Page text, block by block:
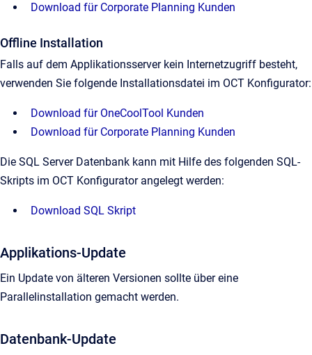
Download für Corporate Planning Kunden
Offline Installation
Falls auf dem Applikationsserver kein Internetzugriff besteht,
verwenden Sie folgende Installationsdatei im OCT Konfigurator:
Download für OneCoolTool Kunden
Download für Corporate Planning Kunden
Die SQL Server Datenbank kann mit Hilfe des folgenden SQL-
Skripts im OCT Konfigurator angelegt werden:
Download SQL Skript
Applikations-Update
Ein Update von älteren Versionen sollte über eine
Parallelinstallation gemacht werden.
Datenbank-Update